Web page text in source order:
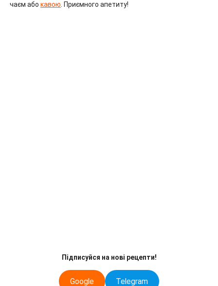
чаєм або кавою. Приємного апетиту!
Підписуйся на нові рецепти!
Google Telegram